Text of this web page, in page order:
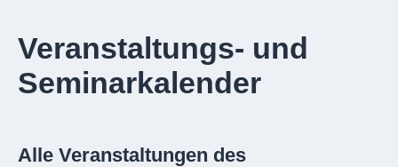
Veranstaltungs- und
Seminarkalender
Alle Veranstaltungen des